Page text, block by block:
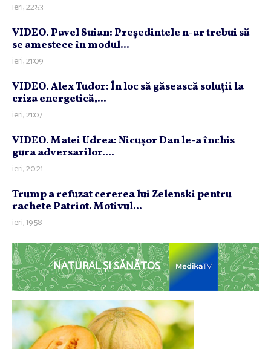
ieri, 22:53
VIDEO. Pavel Suian: Preşedintele n-ar trebui să
se amestece în modul...
ieri, 21:09
VIDEO. Alex Tudor: În loc să găsească soluţii la
criza energetică,...
ieri, 21:07
VIDEO. Matei Udrea: Nicuşor Dan le-a închis
gura adversarilor....
ieri, 20:21
Trump a refuzat cererea lui Zelenski pentru
rachete Patriot. Motivul...
ieri, 19:58
NATURAL ȘI SĂNĂTOS